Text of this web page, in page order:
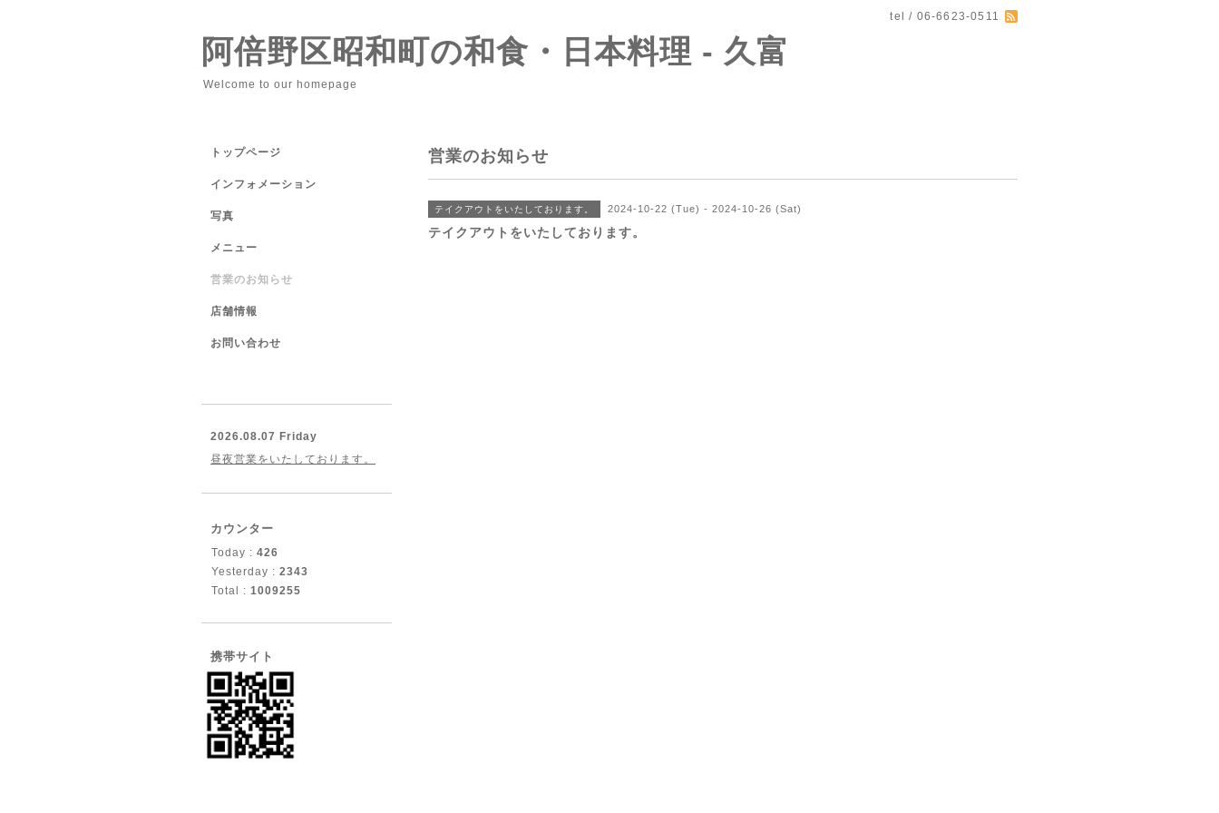
tel / 06-6623-0511
阿倍野区昭和町の和食・日本料理 - 久富
Welcome to our homepage
営業のお知らせ
テイクアウトをいたしております。 2024-10-22 (Tue) - 2024-10-26 (Sat)
テイクアウトをいたしております。
トップページ
インフォメーション
写真
メニュー
営業のお知らせ
店舗情報
お問い合わせ
2026.08.07 Friday
昼夜営業をいたしております。
カウンター
Today : 426
Yesterday : 2343
Total : 1009255
携帯サイト